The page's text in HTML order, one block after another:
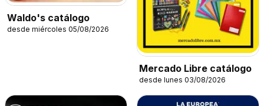
Waldo's catálogo
desde miércoles 05/08/2026
Mercado Libre catálogo
desde lunes 03/08/2026